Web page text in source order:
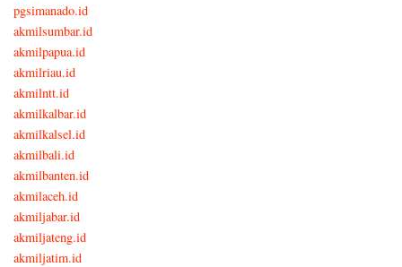
pgsimanado.id
akmilsumbar.id
akmilpapua.id
akmilriau.id
akmilntt.id
akmilkalbar.id
akmilkalsel.id
akmilbali.id
akmilbanten.id
akmilaceh.id
akmiljabar.id
akmiljateng.id
akmiljatim.id